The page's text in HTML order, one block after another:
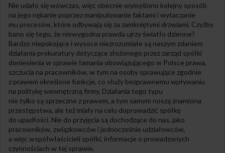
Nie udało się wówczas, więc obecnie wymyślono kolejny sposób
na jego nękanie poprzez manipulowanie faktami i wytaczanie
mu procesów, które odbywają się za zamkniętymi drzwiami. Czyżby
bano się tego, że niewygodna prawda ujrzy światło dzienne?
Bardzo niepokojące i wysoce niezrozumiałe są naszym zdaniem
działania prokuratury dotyczące złożonego przez zarząd spółki
doniesienia w sprawie łamania obowiązującego w Polsce prawa,
szczucia na pracowników, w tym na osoby sprawujące zgodnie
z prawem określone funkcje, co służy bezprawnemu wpływaniu
na politykę wewnętrzną firmy. Działania tego typu
nie tylko są sprzeczne z prawem, a tym samym noszą znamiona
przestępstwa, ale też miały na celu doprowadzić spółkę
do upadłości. Nie do przyjęcia są dochodzące do nas, jako
pracowników, związkowców i jednocześnie udziałowców,
a więc współwłaścicieli spółki, informacje o prowadzonych
czynnościach w tej sprawie.